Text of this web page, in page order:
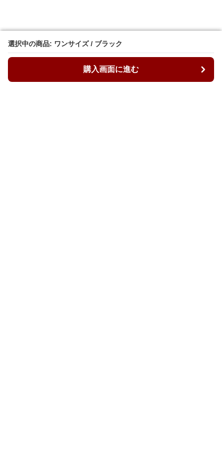
選択中の商品: ワンサイズ / ブラック
購入画面に進む
選択中の商品: ワンサイズ / ブラック
購入画面に進む